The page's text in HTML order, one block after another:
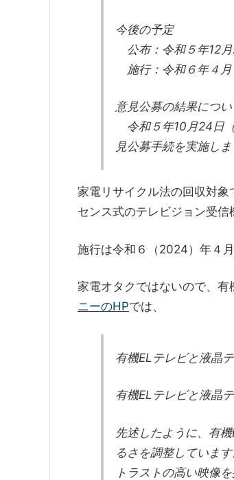
今後の予定
公布：令和５年12月
施行：令和６年４月
意見公募の結果につ
令和５年10月24日
見公募手続を実施し
家電リサイクル法の回収対
センス式のテレビジョン受信
施行は令和６（2024）年４月
家電オタクではないので、有
ニーのHPでは、
有機ELテレビと液晶
有機ELテレビと液晶
先述したように、有
るさを調整していま
トラストの高い映像を